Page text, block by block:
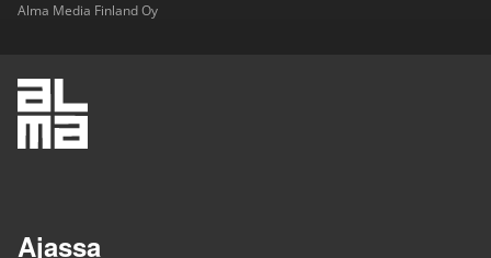
Alma Media Finland Oy